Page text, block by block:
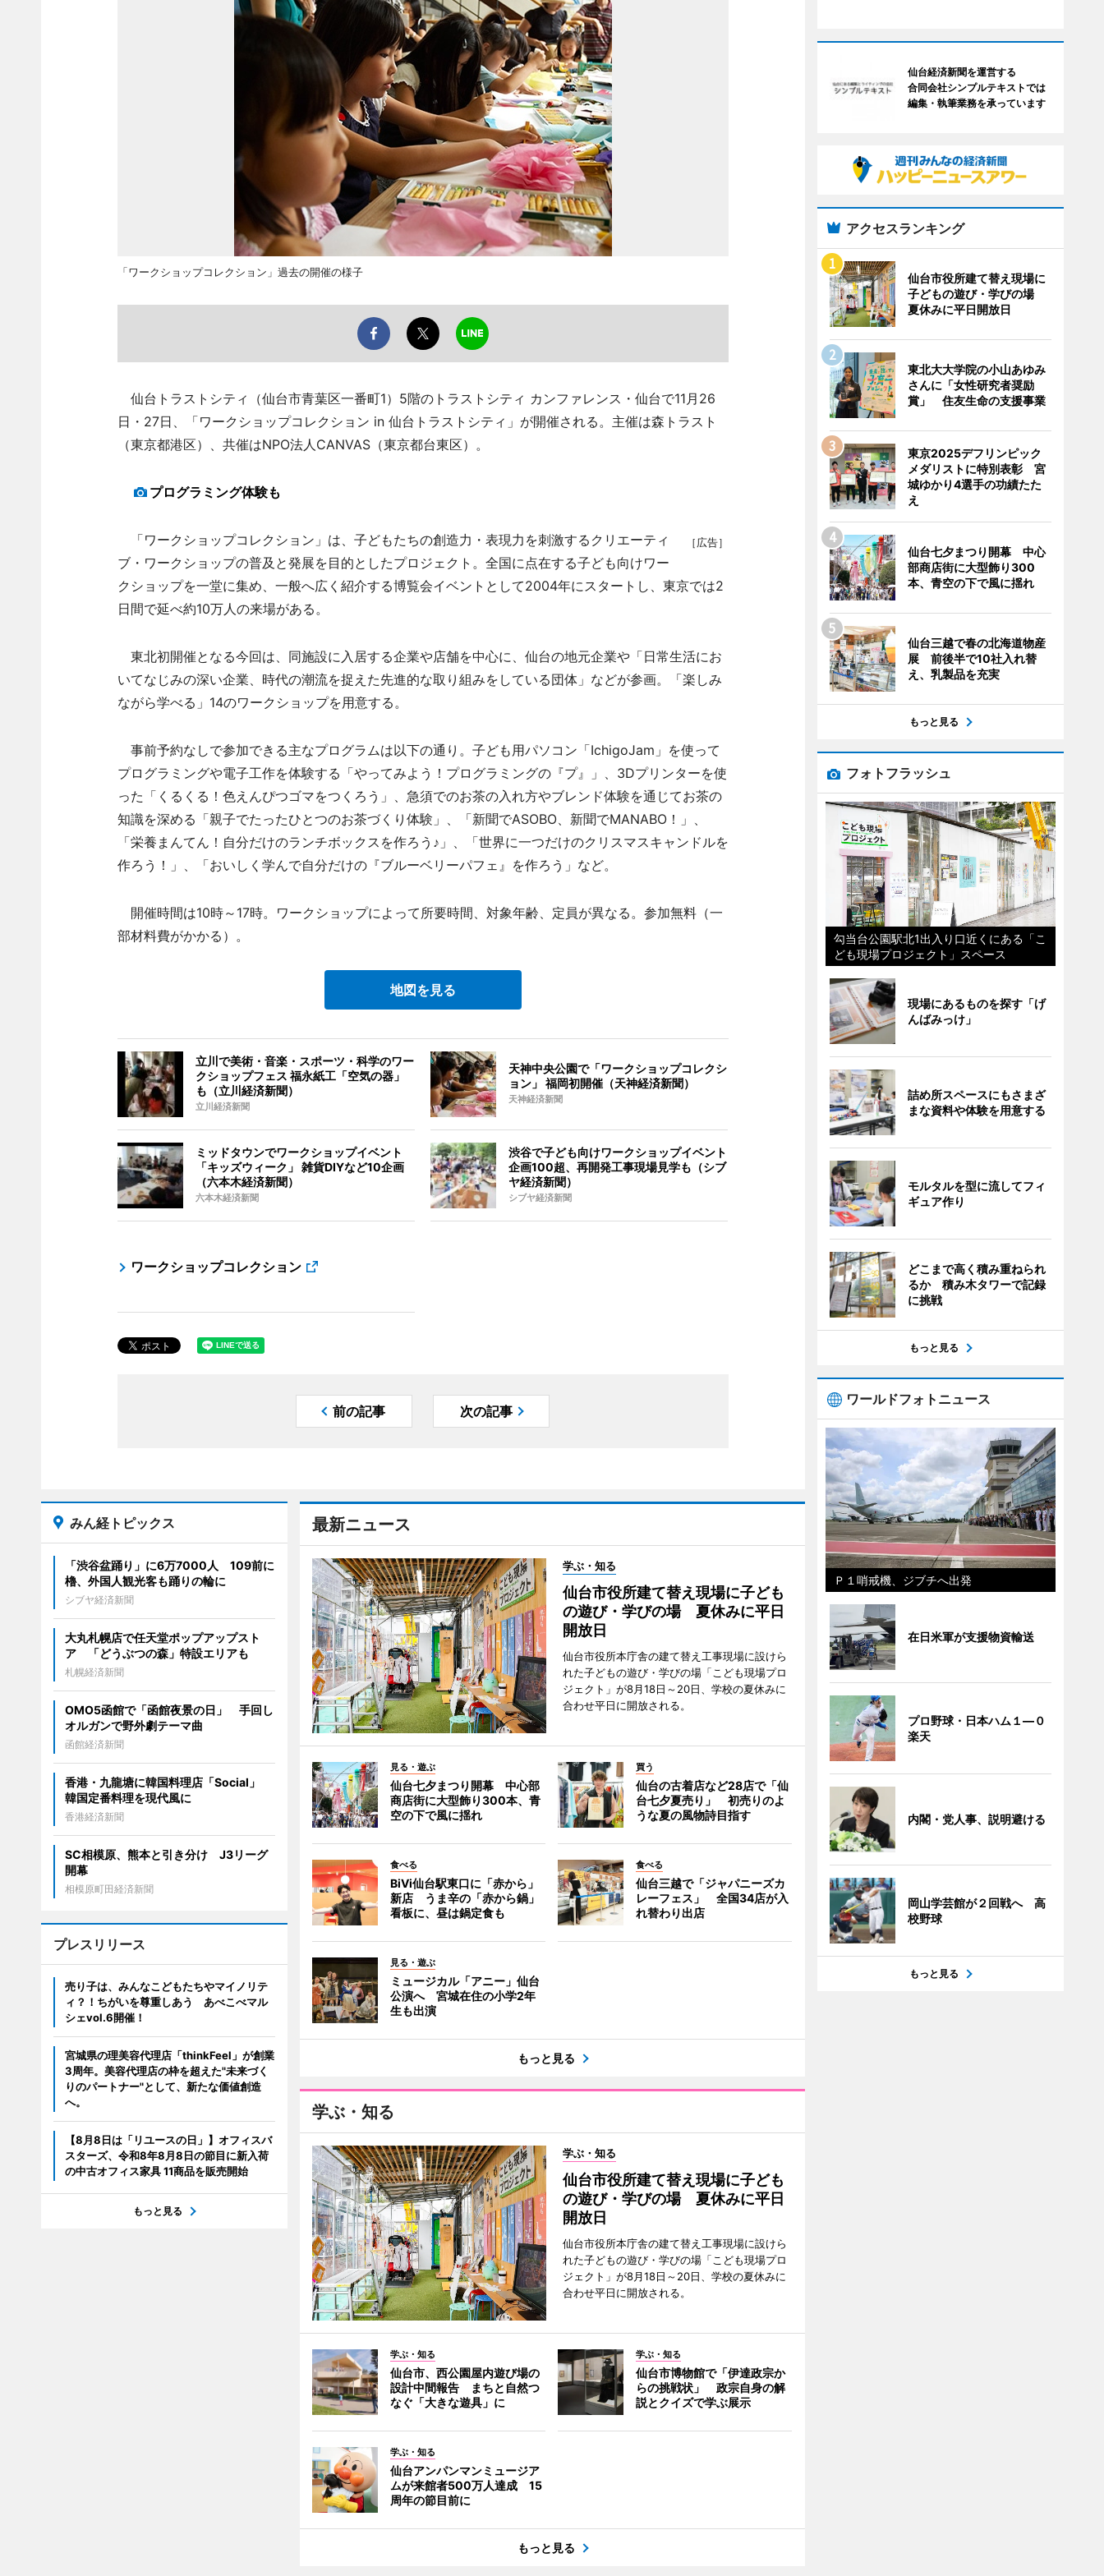
「ワークショップコレクション」過去の開催の様子
仙台トラストシティ（仙台市青葉区一番町1）5階のトラストシティ カンファレンス・仙台で11月26
日・27日、「ワークショップコレクション in 仙台トラストシティ」が開催される。主催は森トラスト
（東京都港区）、共催はNPO法人CANVAS（東京都台東区）。
プログラミング体験も
［広告］
「ワークショップコレクション」は、子どもたちの創造力・表現力を刺激するクリエーティ
ブ・ワークショップの普及と発展を目的としたプロジェクト。全国に点在する子ども向けワー
クショップを一堂に集め、一般へ広く紹介する博覧会イベントとして2004年にスタートし、東京では2
日間で延べ約10万人の来場がある。
東北初開催となる今回は、同施設に入居する企業や店舗を中心に、仙台の地元企業や「日常生活にお
いてなじみの深い企業、時代の潮流を捉えた先進的な取り組みをしている団体」などが参画。「楽しみ
ながら学べる」14のワークショップを用意する。
事前予約なしで参加できる主なプログラムは以下の通り。子ども用パソコン「IchigoJam」を使って
プログラミングや電子工作を体験する「やってみよう！プログラミングの『プ』」、3Dプリンターを使
った「くるくる！色えんぴつゴマをつくろう」、急須でのお茶の入れ方やブレンド体験を通じてお茶の
知識を深める「親子でたったひとつのお茶づくり体験」、「新聞でASOBO、新聞でMANABO！」、
「栄養まんてん！自分だけのランチボックスを作ろう♪」、「世界に一つだけのクリスマスキャンドルを
作ろう！」、「おいしく学んで自分だけの『ブルーベリーパフェ』を作ろう」など。
開催時間は10時～17時。ワークショップによって所要時間、対象年齢、定員が異なる。参加無料（一
部材料費がかかる）。
地図を見る
立川で美術・音楽・スポーツ・科学のワー
クショップフェス 福永紙工「空気の器」
も（立川経済新聞）
立川経済新聞
天神中央公園で「ワークショップコレクシ
ョン」 福岡初開催（天神経済新聞）
天神経済新聞
ミッドタウンでワークショップイベント
「キッズウィーク」 雑貨DIYなど10企画
（六本木経済新聞）
六本木経済新聞
渋谷で子ども向けワークショップイベント
企画100超、再開発工事現場見学も（シブ
ヤ経済新聞）
シブヤ経済新聞
ワークショップコレクション
前の記事 次の記事
最新ニュース
学ぶ・知る
仙台市役所建て替え現場に子ども
の遊び・学びの場 夏休みに平日
開放日
仙台市役所本庁舎の建て替え工事現場に設けら
れた子どもの遊び・学びの場「こども現場プロ
ジェクト」が8月18日～20日、学校の夏休みに
合わせ平日に開放される。
見る・遊ぶ
仙台七夕まつり開幕 中心部
商店街に大型飾り300本、青
空の下で風に揺れ
買う
仙台の古着店など28店で「仙
台七夕夏売り」 初売りのよ
うな夏の風物詩目指す
食べる
BiVi仙台駅東口に「赤から」
新店 うま辛の「赤から鍋」
看板に、昼は鍋定食も
食べる
仙台三越で「ジャパニーズカ
レーフェス」 全国34店が入
れ替わり出店
見る・遊ぶ
ミュージカル「アニー」仙台
公演へ 宮城在住の小学2年
生も出演
もっと見る
学ぶ・知る
学ぶ・知る
仙台市役所建て替え現場に子ども
の遊び・学びの場 夏休みに平日
開放日
仙台市役所本庁舎の建て替え工事現場に設けら
れた子どもの遊び・学びの場「こども現場プロ
ジェクト」が8月18日～20日、学校の夏休みに
合わせ平日に開放される。
学ぶ・知る
仙台市、西公園屋内遊び場の
設計中間報告 まちと自然つ
なぐ「大きな遊具」に
学ぶ・知る
仙台市博物館で「伊達政宗か
らの挑戦状」 政宗自身の解
説とクイズで学ぶ展示
学ぶ・知る
仙台アンパンマンミュージア
ムが来館者500万人達成 15
周年の節目前に
もっと見る
みん経トピックス
「渋谷盆踊り」に6万7000人 109前に
櫓、外国人観光客も踊りの輪に
シブヤ経済新聞
大丸札幌店で任天堂ポップアップスト
ア 「どうぶつの森」特設エリアも
札幌経済新聞
OMO5函館で「函館夜景の日」 手回し
オルガンで野外劇テーマ曲
函館経済新聞
香港・九龍塘に韓国料理店「Social」
韓国定番料理を現代風に
香港経済新聞
SC相模原、熊本と引き分け J3リーグ
開幕
相模原町田経済新聞
プレスリリース
売り子は、みんなこどもたちやマイノリテ
ィ？！ちがいを尊重しあう あべこべマル
シェvol.6開催！
宮城県の理美容代理店「thinkFeel」が創業
3周年。美容代理店の枠を超えた"未来づく
りのパートナー"として、新たな価値創造
へ。
【8月8日は「リユースの日」】オフィスバ
スターズ、令和8年8月8日の節目に新入荷
の中古オフィス家具 11商品を販売開始
もっと見る
仙台経済新聞を運営する
合同会社シンプルテキストでは
編集・執筆業務を承っています
アクセスランキング
仙台市役所建て替え現場に
子どもの遊び・学びの場
夏休みに平日開放日
東北大大学院の小山あゆみ
さんに「女性研究者奨励
賞」 住友生命の支援事業
東京2025デフリンピック
メダリストに特別表彰 宮
城ゆかり4選手の功績たた
え
仙台七夕まつり開幕 中心
部商店街に大型飾り300
本、青空の下で風に揺れ
仙台三越で春の北海道物産
展 前後半で10社入れ替
え、乳製品を充実
もっと見る
フォトフラッシュ
勾当台公園駅北1出入り口近くにある「こ
ども現場プロジェクト」スペース
現場にあるものを探す「げ
んばみっけ」
詰め所スペースにもさまざ
まな資料や体験を用意する
モルタルを型に流してフィ
ギュア作り
どこまで高く積み重ねられ
るか 積み木タワーで記録
に挑戦
もっと見る
ワールドフォトニュース
Ｐ１哨戒機、ジブチへ出発
在日米軍が支援物資輸送
プロ野球・日本ハム１―０
楽天
内閣・党人事、説明避ける
岡山学芸館が２回戦へ 高
校野球
もっと見る